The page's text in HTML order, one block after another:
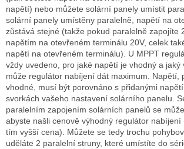
napětí) nebo můžete solární panely umístit
solární panely umístěny paralelně, napětí na
zůstává stejné (takže pokud paralelně zapojíte
napětím na otevřeném terminálu 20V, celek
napětí na otevřeném terminálu). U MPPT
vždy uvedeno, pro jaké napětí je vhodný a jaký
může regulátor nabíjení dát maximum. Napětí,
vhodné, musí být porovnáno s přidanými
svorkách vašeho nastavení solárního panelu.
paralelním zapojením solárních panelů se
abyste našli cenově výhodný regulátor
tím vyšší cena). Můžete se tedy trochu
uděláte 2 paralelní struny, které umístíte do